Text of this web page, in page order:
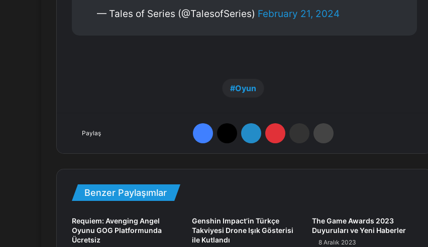
— Tales of Series (@TalesofSeries) February 21, 2024
Oyun
Paylaş
Benzer Paylaşımlar
Requiem: Avenging Angel
Oyunu GOG Platformunda
Ücretsiz
Genshin Impact’in Türkçe
Takviyesi Drone Işık Gösterisi
ile Kutlandı
The Game Awards 2023
Duyuruları ve Yeni Haberler
8 Aralık 2023